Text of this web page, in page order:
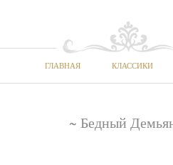
ГЛАВНАЯ КЛАССИКИ
~ Бедный